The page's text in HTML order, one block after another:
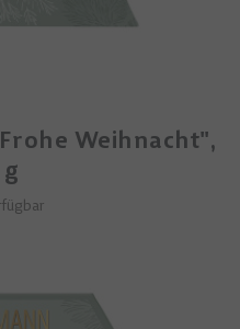
Weihnacht",